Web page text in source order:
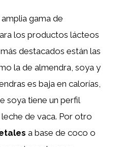
gama de
los productos lácteos
destacados están las
la de almendra, soya y
es baja en calorías,
soya tiene un perfil
de vaca. Por otro
a base de coco o